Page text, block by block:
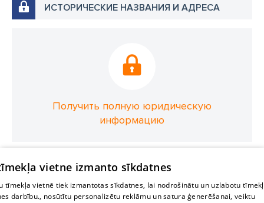
ИСТОРИЧЕСКИЕ НАЗВАНИЯ И АДРЕСА
Получить полную юридическую
информацию
vietne izmanto sīkdatnes
tīmekļa vietnē tiek izmantotas sīkdatnes, lai nodrošinātu un uzlabotu
darbību., nosūtītu personalizētu reklāmu un satura ģenerēšanai, veiktu